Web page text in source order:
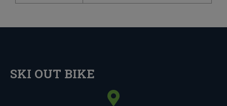
SKI OUT BIKE